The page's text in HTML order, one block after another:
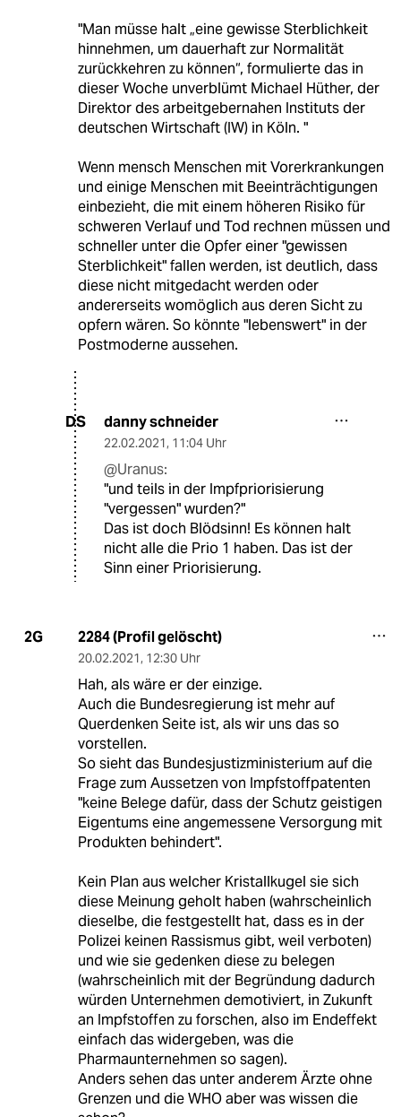
"Man müsse halt „eine gewisse Sterblichkeit
hinnehmen, um dauerhaft zur Normalität
zurückkehren zu können“, formulierte das in
dieser Woche unverblümt Michael Hüther, der
Direktor des arbeitgebernahen Instituts der
deutschen Wirtschaft (IW) in Köln. "
Wenn mensch Menschen mit Vorerkrankungen
und einige Menschen mit Beeinträchtigungen
einbezieht, die mit einem höheren Risiko für
schweren Verlauf und Tod rechnen müssen und
schneller unter die Opfer einer "gewissen
Sterblichkeit" fallen werden, ist deutlich, dass
diese nicht mitgedacht werden oder
andererseits womöglich aus deren Sicht zu
opfern wären. So könnte "lebenswert" in der
Postmoderne aussehen.
DS danny schneider
22.02.2021, 11:04 Uhr
@Uranus:
"und teils in der Impfpriorisierung
"vergessen" wurden?"
Das ist doch Blödsinn! Es können halt
nicht alle die Prio 1 haben. Das ist der
Sinn einer Priorisierung.
2G 2284 (Profil gelöscht)
20.02.2021, 12:30 Uhr
Hah, als wäre er der einzige.
Auch die Bundesregierung ist mehr auf
Querdenken Seite ist, als wir uns das so
vorstellen.
So sieht das Bundesjustizministerium auf die
Frage zum Aussetzen von Impfstoffpatenten
"keine Belege dafür, dass der Schutz geistigen
Eigentums eine angemessene Versorgung mit
Produkten behindert".
Kein Plan aus welcher Kristallkugel sie sich
diese Meinung geholt haben (wahrscheinlich
dieselbe, die festgestellt hat, dass es in der
Polizei keinen Rassismus gibt, weil verboten)
und wie sie gedenken diese zu belegen
(wahrscheinlich mit der Begründung dadurch
würden Unternehmen demotiviert, in Zukunft
an Impfstoffen zu forschen, also im Endeffekt
einfach das widergeben, was die
Pharmaunternehmen so sagen).
Anders sehen das unter anderem Ärzte ohne
Grenzen und die WHO aber was wissen die